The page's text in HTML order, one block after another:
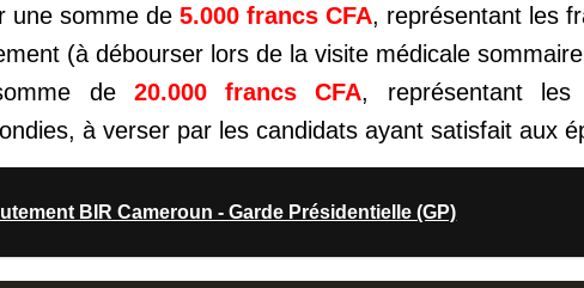
une somme de 5.000 francs CFA, représentant les
(à débourser lors de la visite médicale sommaire
de 20.000 francs CFA, représentant les
à verser par les candidats ayant satisfait aux
BIR Cameroun - Garde Présidentielle (GP)